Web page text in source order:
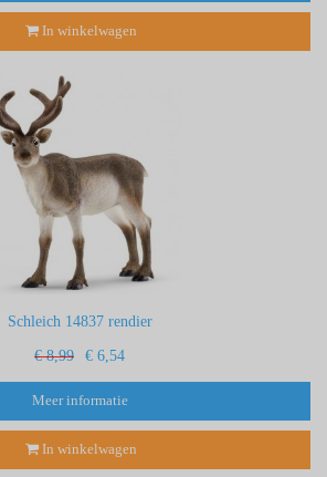
In winkelwagen
Schleich 14837 rendier
€ 8,99 € 6,54
Meer informatie
In winkelwagen